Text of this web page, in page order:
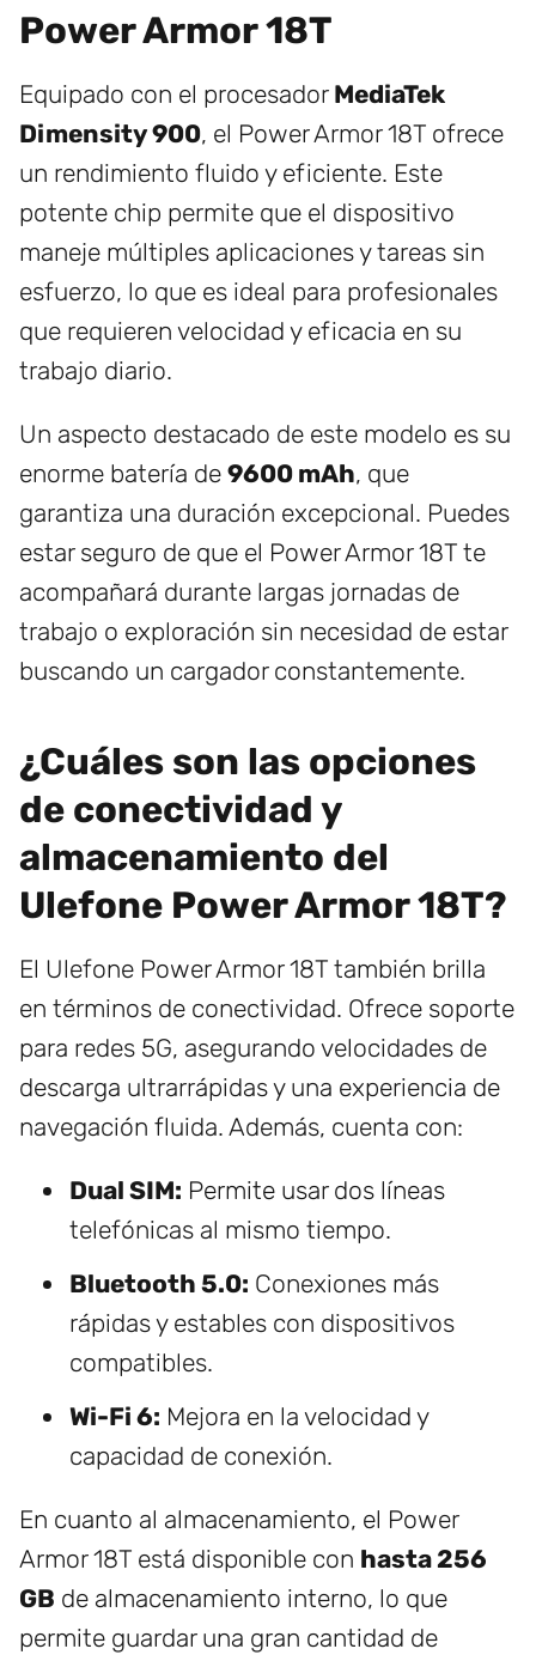
Power Armor 18T
Equipado con el procesador MediaTek
Dimensity 900, el Power Armor 18T ofrece
un rendimiento fluido y eficiente. Este
potente chip permite que el dispositivo
maneje múltiples aplicaciones y tareas sin
esfuerzo, lo que es ideal para profesionales
que requieren velocidad y eficacia en su
trabajo diario.
Un aspecto destacado de este modelo es su
enorme batería de 9600 mAh, que
garantiza una duración excepcional. Puedes
estar seguro de que el Power Armor 18T te
acompañará durante largas jornadas de
trabajo o exploración sin necesidad de estar
buscando un cargador constantemente.
¿Cuáles son las opciones
de conectividad y
almacenamiento del
Ulefone Power Armor 18T?
El Ulefone Power Armor 18T también brilla
en términos de conectividad. Ofrece soporte
para redes 5G, asegurando velocidades de
descarga ultrarrápidas y una experiencia de
navegación fluida. Además, cuenta con:
Dual SIM: Permite usar dos líneas
telefónicas al mismo tiempo.
Bluetooth 5.0: Conexiones más
rápidas y estables con dispositivos
compatibles.
Wi-Fi 6: Mejora en la velocidad y
capacidad de conexión.
En cuanto al almacenamiento, el Power
Armor 18T está disponible con hasta 256
GB de almacenamiento interno, lo que
permite guardar una gran cantidad de